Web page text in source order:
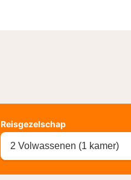
Reisgezelschap
2 Volwassenen (1 kamer)